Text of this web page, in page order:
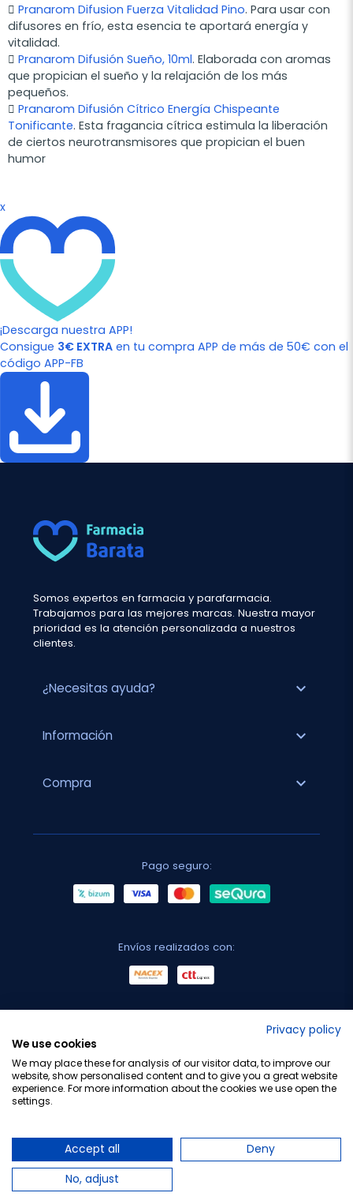
 Pranarom Difusion Fuerza Vitalidad Pino. Para usar con
difusores en frío, esta esencia te aportará energía y
vitalidad.
 Pranarom Difusión Sueño, 10ml. Elaborada con aromas
que propician el sueño y la relajación de los más
pequeños.
 Pranarom Difusión Cítrico Energía Chispeante
Tonificante. Esta fragancia cítrica estimula la liberación
de ciertos neurotransmisores que propician el buen
humor
x
¡Descarga nuestra APP!
Consigue 3€ EXTRA en tu compra APP de más de 50€ con el
código APP-FB
Somos expertos en farmacia y parafarmacia.
Trabajamos para las mejores marcas. Nuestra mayor
prioridad es la atención personalizada a nuestros
clientes.
¿Necesitas ayuda? expand_more
Información expand_more
Compra expand_more
Pago seguro:
Envíos realizados con:
Privacy policy
We use cookies
We may place these for analysis of our visitor data, to improve our
website, show personalised content and to give you a great website
experience. For more information about the cookies we use open the
settings.
Accept all
Deny
No, adjust